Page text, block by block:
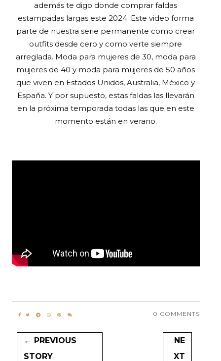
además te digo donde comprar faldas
estampadas largas este 2024. Este video forma
parte de nuestra serie permanente como crear
outfits desde cero y como verte siempre
arreglada. Moda para mujeres de 30, moda para
mujeres de 40 y moda para mujeres de 50 años
que viven en Estados Unidos, Australia, México y
España. Y por supuesto, estas faldas las llevarán
en la próxima temporada todas las que en este
momento están en verano.
0 COMMENTS
← PREVIOUS
STORY
NE
XT